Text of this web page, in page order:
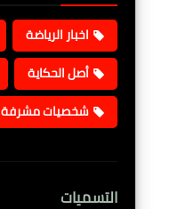
اخبار الرياضة
أصل الحكاية
شخصيات مشرفة
التسميات